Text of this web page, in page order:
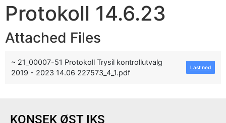
Protokoll 14.6.23
Attached Files
~ 21_00007-51 Protokoll Trysil kontrollutvalg
2019 - 2023 14.06 227573_4_1.pdf
Last ned
KONSEK ØST IKS